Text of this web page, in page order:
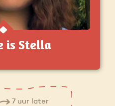
is Stella
7 uur later